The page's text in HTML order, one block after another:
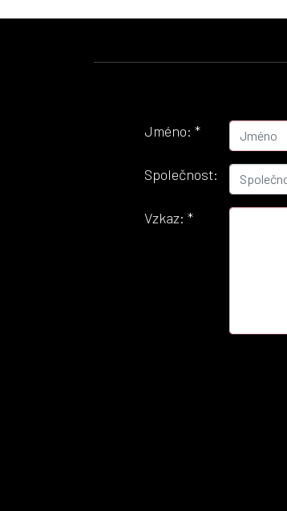
Jméno:*
Společnost:
Vzkaz:*